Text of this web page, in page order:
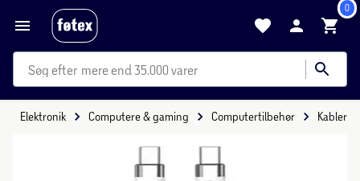
0
mere end 35.000 varer
Elektronik Computere & gaming Computertilbehør Kabler